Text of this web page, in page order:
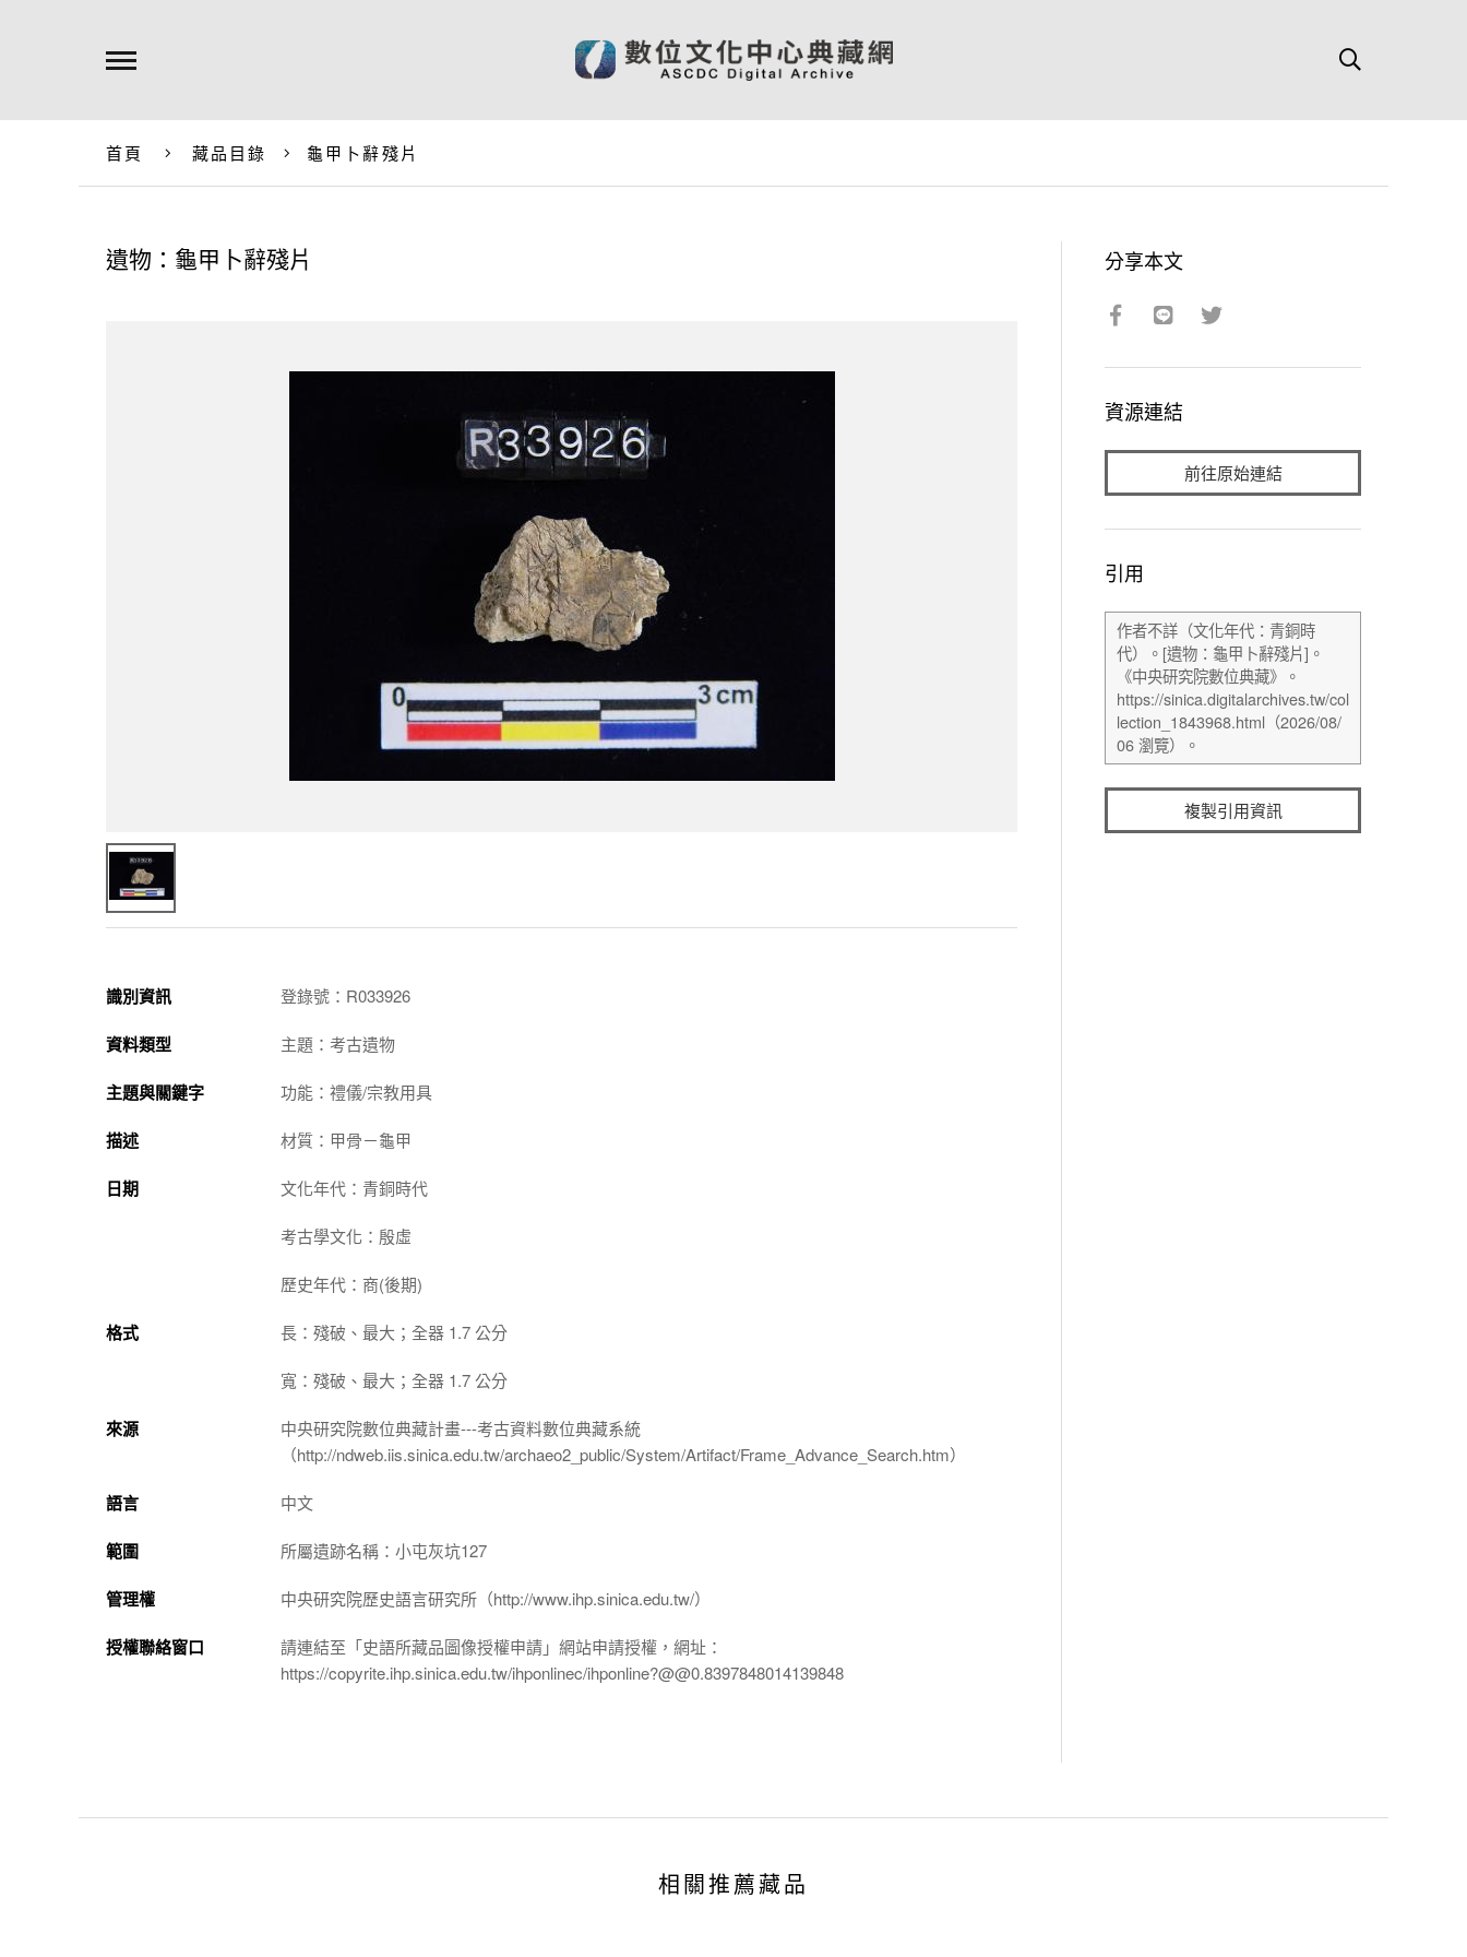
首頁 藏品目錄 龜甲卜辭殘片
遺物：龜甲卜辭殘片
識別資訊 登錄號：R033926
資料類型 主題：考古遺物
主題與關鍵字 功能：禮儀/宗教用具
描述 材質：甲骨－龜甲
日期 文化年代：青銅時代
考古學文化：殷虛
歷史年代：商(後期)
格式 長：殘破、最大；全器 1.7 公分
寬：殘破、最大；全器 1.7 公分
來源
中央研究院數位典藏計畫---考古資料數位典藏系統
（http://ndweb.iis.sinica.edu.tw/archaeo2_public/System/Artifact/Frame_Advance_Search.htm）
語言 中文
範圍 所屬遺跡名稱：小屯灰坑127
管理權 中央研究院歷史語言研究所（http://www.ihp.sinica.edu.tw/）
授權聯絡窗口
請連結至「史語所藏品圖像授權申請」網站申請授權，網址：
https://copyrite.ihp.sinica.edu.tw/ihponlinec/ihponline?@@0.8397848014139848
分享本文
資源連結
前往原始連結
引用
複製引用資訊
相關推薦藏品